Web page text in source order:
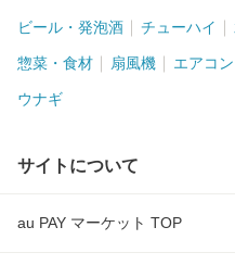
ビール・発泡酒 チューハイ
惣菜・食材 扇風機 エアコン
ウナギ
サイトについて
au PAY マーケット TOP